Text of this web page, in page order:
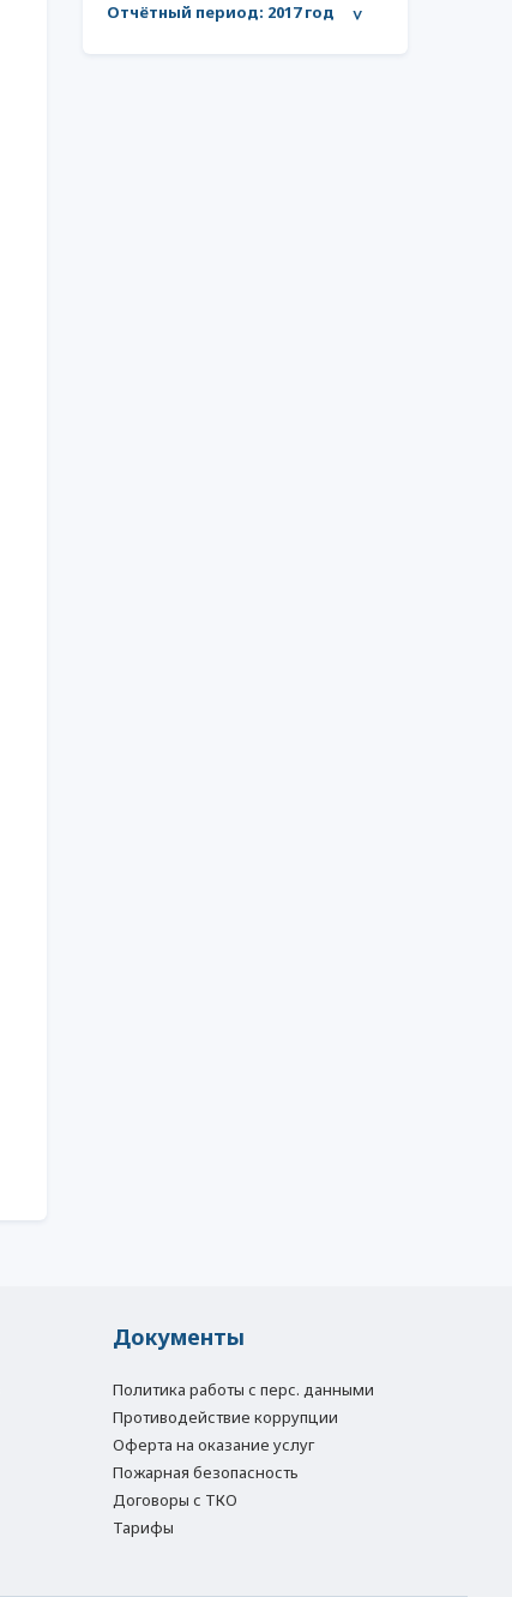
Отчётный период: 2017 год >
Документы
Политика работы с перс. данными
Противодействие коррупции
Оферта на оказание услуг
Пожарная безопасность
Договоры с ТКО
Тарифы